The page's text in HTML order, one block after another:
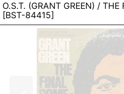
O.S.T. (GRANT GREEN) /
[BST-84415]